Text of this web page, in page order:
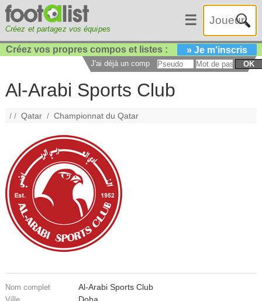
Créez et partagez vos équipes
☰
Créez vos propres compos et listes : » Je m'inscris
J'ai déjà un compte : OK
Al-Arabi Sports Club
/ /Qatar /Championnat du Qatar
Nom complet Al-Arabi Sports Club